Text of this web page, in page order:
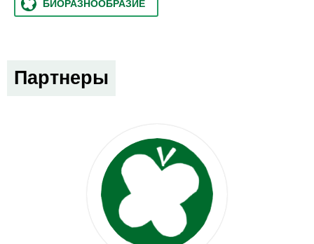
БИОРАЗНООБРАЗИЕ
Партнеры